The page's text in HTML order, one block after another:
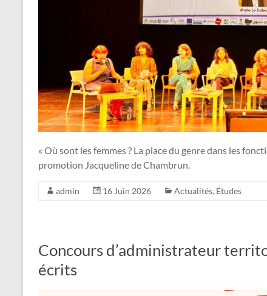
« Où sont les femmes ? La place du genre dans les
promotion Jacqueline de Chambrun.
admin 16 Juin 2026 Actualités, Études
Concours d’administrateur
écrits